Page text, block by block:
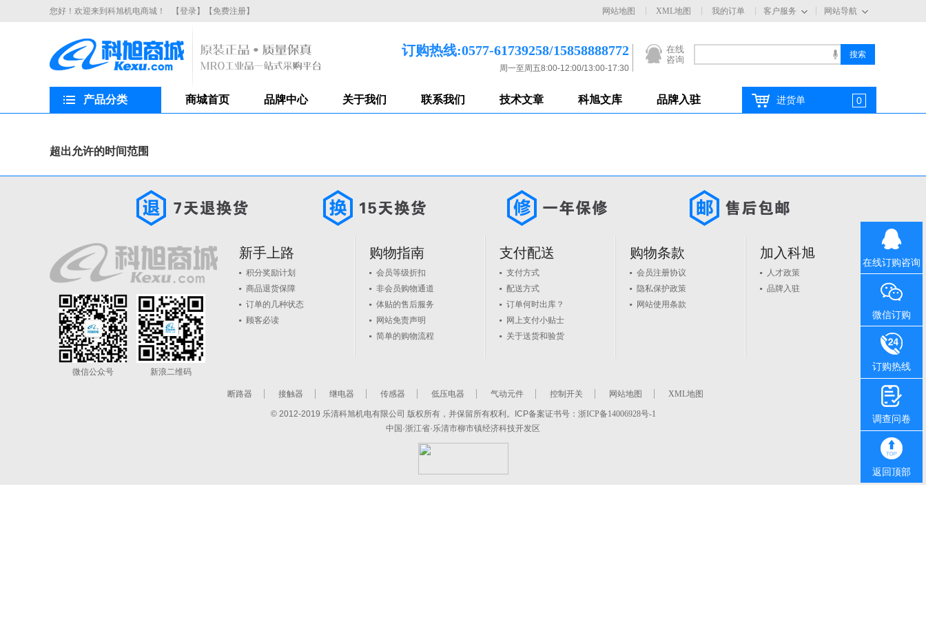
您好！欢迎来到科旭机电商城！ 【登录】 【免费注册】 网站导航
客户服务
网站地图 XML地图 我的订单
在线
咨询
订购热线:0577-61739258/15858888772
周一至周五8:00-12:00/13:00-17:30
产品分类 商城首页 品牌中心 关于我们 联系我们 技术文章 科旭文库 品牌入驻 进货单 0
超出允许的时间范围
微信公众号 新浪二维码
新手上路
积分奖励计划
商品退货保障
订单的几种状态
顾客必读
购物指南
会员等级折扣
非会员购物通道
体贴的售后服务
网站免责声明
简单的购物流程
支付配送
支付方式
配送方式
订单何时出库？
网上支付小贴士
关于送货和验货
购物条款
会员注册协议
隐私保护政策
网站使用条款
加入科旭
人才政策
品牌入驻
断路器 接触器 继电器 传感器 低压电器 气动元件 控制开关 网站地图 XML地图
在线订购咨询
微信订购
订购热线
调查问卷
返回顶部
© 2012-2019 乐清科旭机电有限公司 版权所有，并保留所有权利。ICP备案证书号： 浙ICP备14006928号-1
中国·浙江省·乐清市柳市镇经济科技开发区